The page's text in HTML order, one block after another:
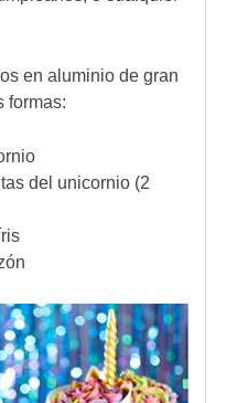
en aluminio de gran
formas:
del unicornio (2